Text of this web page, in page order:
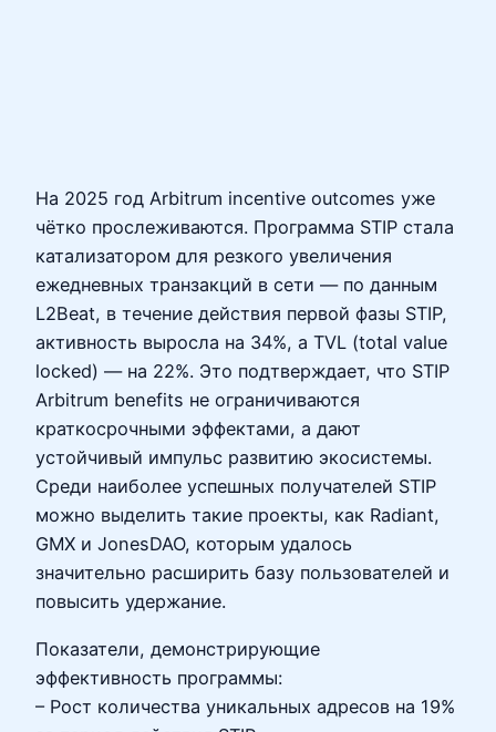
На 2025 год Arbitrum incentive outcomes уже
чётко прослеживаются. Программа STIP стала
катализатором для резкого увеличения
ежедневных транзакций в сети — по данным
L2Beat, в течение действия первой фазы STIP,
активность выросла на 34%, а TVL (total value
locked) — на 22%. Это подтверждает, что STIP
Arbitrum benefits не ограничиваются
краткосрочными эффектами, а дают
устойчивый импульс развитию экосистемы.
Среди наиболее успешных получателей STIP
можно выделить такие проекты, как Radiant,
GMX и JonesDAO, которым удалось
значительно расширить базу пользователей и
повысить удержание.
Показатели, демонстрирующие
эффективность программы:
– Рост количества уникальных адресов на 19%